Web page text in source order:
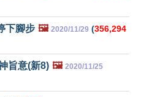
下腳步 🖼️ 2020/11/29 (356,294
旨意(新8) 🖼️ 2020/11/25